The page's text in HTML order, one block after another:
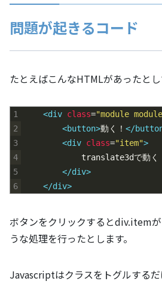
問題が起きるコード
たとえばこんなHTMLがあったと
1
2
3
4
5
6
<div class="module
<button>動く！ </
<div class="item">
			translate3dで動く
</div>
</div>
ボタンをクリックするとdiv.item
うな処理を行ったとします。
Javascriptはクラスをトグルする